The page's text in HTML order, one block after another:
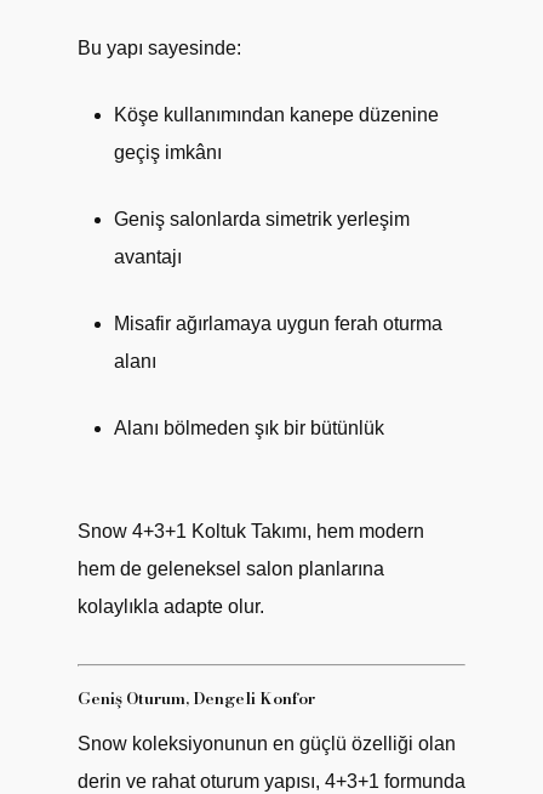
Bu yapı sayesinde:
Köşe kullanımından kanepe düzenine
geçiş imkânı
Geniş salonlarda simetrik yerleşim
avantajı
Misafir ağırlamaya uygun ferah oturma
alanı
Alanı bölmeden şık bir bütünlük
Snow 4+3+1 Koltuk Takımı, hem modern
hem de geleneksel salon planlarına
kolaylıkla adapte olur.
Geniş Oturum, Dengeli Konfor
Snow koleksiyonunun en güçlü özelliği olan
derin ve rahat oturum yapısı, 4+3+1 formunda